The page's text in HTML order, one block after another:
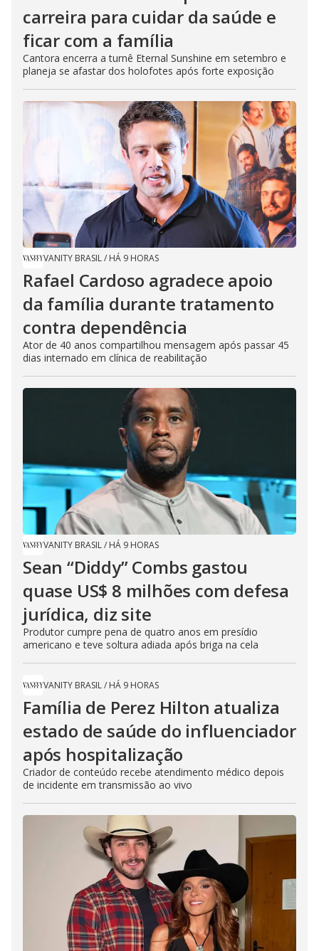
carreira para cuidar da saúde e
ficar com a família
Cantora encerra a turnê Eternal Sunshine em setembro e
planeja se afastar dos holofotes após forte exposição
VANITY BRASIL/ HÁ 9 HORAS
Rafael Cardoso agradece apoio
da família durante tratamento
contra dependência
Ator de 40 anos compartilhou mensagem após passar 45
dias internado em clínica de reabilitação
VANITY BRASIL/ HÁ 9 HORAS
Sean “Diddy” Combs gastou
quase US$ 8 milhões com defesa
jurídica, diz site
Produtor cumpre pena de quatro anos em presídio
americano e teve soltura adiada após briga na cela
VANITY BRASIL/ HÁ 9 HORAS
Família de Perez Hilton atualiza
estado de saúde do influenciador
após hospitalização
Criador de conteúdo recebe atendimento médico depois
de incidente em transmissão ao vivo